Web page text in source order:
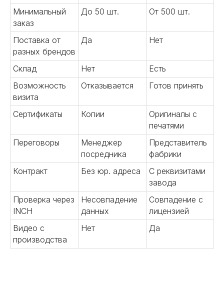
Минимальный
заказ
До 50 шт. От 500 шт.
Поставка от
разных брендов
Да Нет
Склад Нет
Есть
Возможность
визита
Отказывается Готов принять
Сертификаты Копии
Оригиналы с
печатями
Переговоры
Менеджер
посредника
Представитель
фабрики
Контракт
Без юр. адреса
С реквизитами
завода
Проверка через
INCH
Несовпадение
данных
Совпадение с
лицензией
Видео с
производства
Нет Да
Заключение контракта
Улучшаем условия сделки.
Оформляем юридическое
сопровождения сделок.